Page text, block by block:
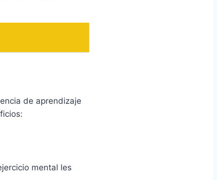
de aprendizaje
mental les